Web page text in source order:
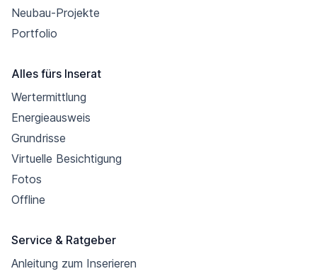
Neubau-Projekte
Portfolio
Alles fürs Inserat
Wertermittlung
Energieausweis
Grundrisse
Virtuelle Besichtigung
Fotos
Offline
Service & Ratgeber
Anleitung zum Inserieren